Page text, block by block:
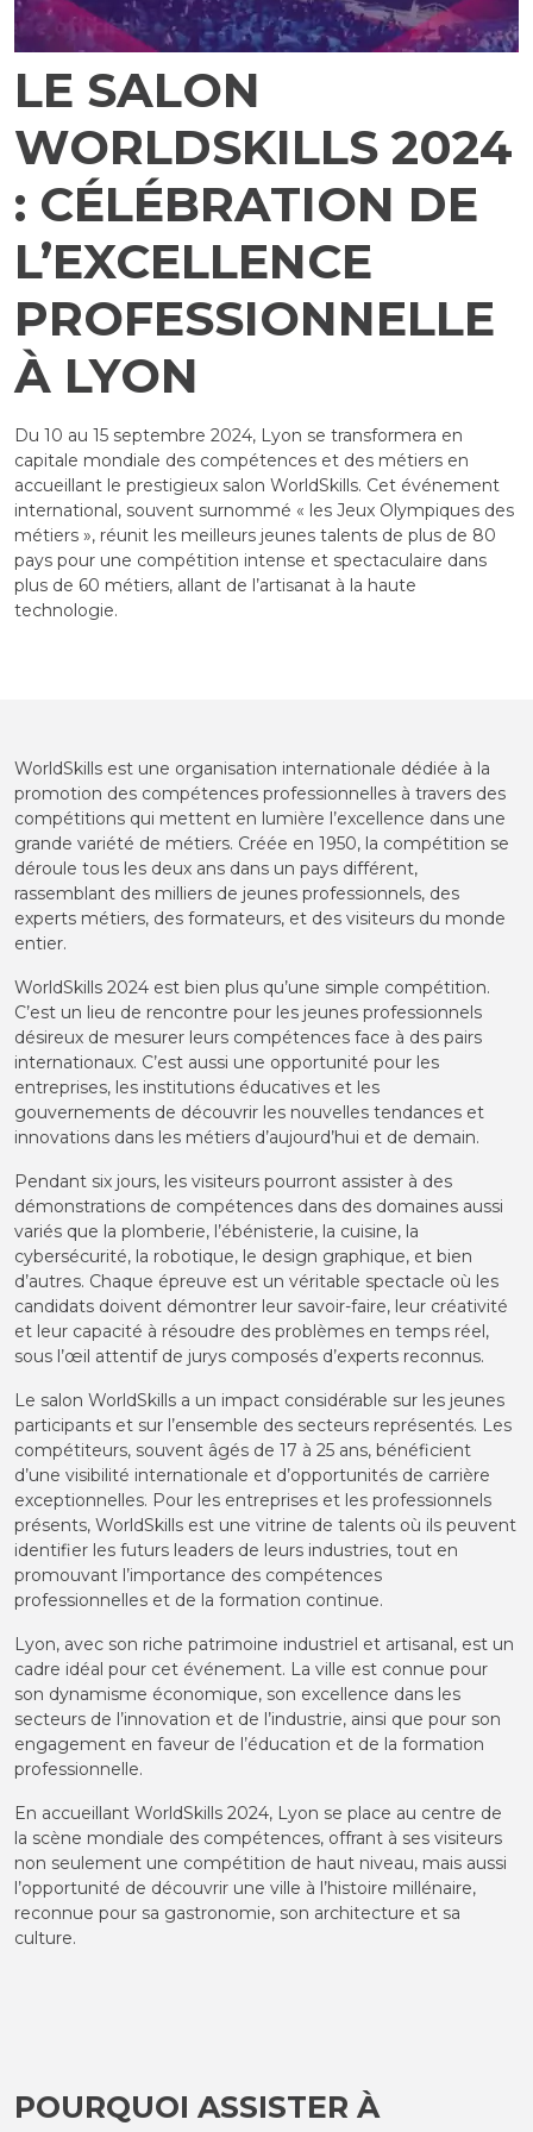
LE SALON
WORLDSKILLS 2024
: CÉLÉBRATION DE
L’EXCELLENCE
PROFESSIONNELLE
À LYON
Du 10 au 15 septembre 2024, Lyon se transformera en
capitale mondiale des compétences et des métiers en
accueillant le prestigieux salon WorldSkills. Cet événement
international, souvent surnommé « les Jeux Olympiques des
métiers », réunit les meilleurs jeunes talents de plus de 80
pays pour une compétition intense et spectaculaire dans
plus de 60 métiers, allant de l’artisanat à la haute
technologie.
WorldSkills est une organisation internationale dédiée à la
promotion des compétences professionnelles à travers des
compétitions qui mettent en lumière l’excellence dans une
grande variété de métiers. Créée en 1950, la compétition se
déroule tous les deux ans dans un pays différent,
rassemblant des milliers de jeunes professionnels, des
experts métiers, des formateurs, et des visiteurs du monde
entier.
WorldSkills 2024 est bien plus qu’une simple compétition.
C’est un lieu de rencontre pour les jeunes professionnels
désireux de mesurer leurs compétences face à des pairs
internationaux. C’est aussi une opportunité pour les
entreprises, les institutions éducatives et les
gouvernements de découvrir les nouvelles tendances et
innovations dans les métiers d’aujourd’hui et de demain.
Pendant six jours, les visiteurs pourront assister à des
démonstrations de compétences dans des domaines aussi
variés que la plomberie, l’ébénisterie, la cuisine, la
cybersécurité, la robotique, le design graphique, et bien
d’autres. Chaque épreuve est un véritable spectacle où les
candidats doivent démontrer leur savoir-faire, leur créativité
et leur capacité à résoudre des problèmes en temps réel,
sous l’œil attentif de jurys composés d’experts reconnus.
Le salon WorldSkills a un impact considérable sur les jeunes
participants et sur l’ensemble des secteurs représentés. Les
compétiteurs, souvent âgés de 17 à 25 ans, bénéficient
d’une visibilité internationale et d’opportunités de carrière
exceptionnelles. Pour les entreprises et les professionnels
présents, WorldSkills est une vitrine de talents où ils peuvent
identifier les futurs leaders de leurs industries, tout en
promouvant l’importance des compétences
professionnelles et de la formation continue.
Lyon, avec son riche patrimoine industriel et artisanal, est un
cadre idéal pour cet événement. La ville est connue pour
son dynamisme économique, son excellence dans les
secteurs de l’innovation et de l’industrie, ainsi que pour son
engagement en faveur de l’éducation et de la formation
professionnelle.
En accueillant WorldSkills 2024, Lyon se place au centre de
la scène mondiale des compétences, offrant à ses visiteurs
non seulement une compétition de haut niveau, mais aussi
l’opportunité de découvrir une ville à l’histoire millénaire,
reconnue pour sa gastronomie, son architecture et sa
culture.
POURQUOI ASSISTER À